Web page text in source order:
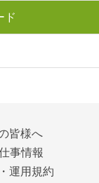
ド
皆様へ
事情報
運用規約